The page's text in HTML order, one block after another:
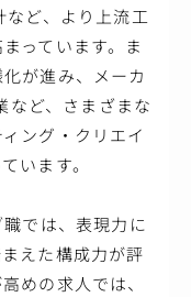
など、より上流工
っています。ま
が進み、メーカ
など、さまざまな
ング・クリエイ
います。
では、表現力に
えた構成力が評
めの求人では、